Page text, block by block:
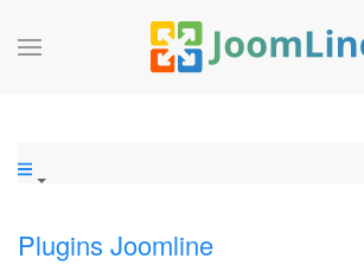
Plugins Joomline